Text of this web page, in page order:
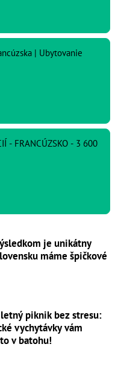
| Ubytovanie
- FRANCÚZSKO - 3 600
je unikátny
máme špičkové
piknik bez stresu:
vychytávky vám
v batohu!